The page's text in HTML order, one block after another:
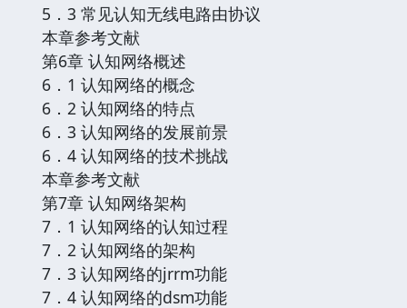
5．3 常见认知无线电路由协议
本章参考文献
第6章 认知网络概述
6．1 认知网络的概念
6．2 认知网络的特点
6．3 认知网络的发展前景
6．4 认知网络的技术挑战
本章参考文献
第7章 认知网络架构
7．1 认知网络的认知过程
7．2 认知网络的架构
7．3 认知网络的jrrm功能
7．4 认知网络的dsm功能